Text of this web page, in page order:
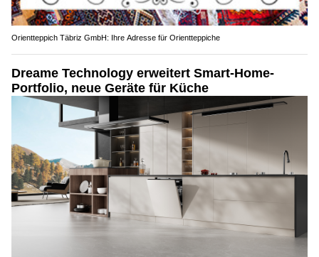
Orientteppich Täbriz GmbH: Ihre Adresse für Orientteppiche
Dreame Technology erweitert Smart-Home-
Portfolio, neue Geräte für Küche